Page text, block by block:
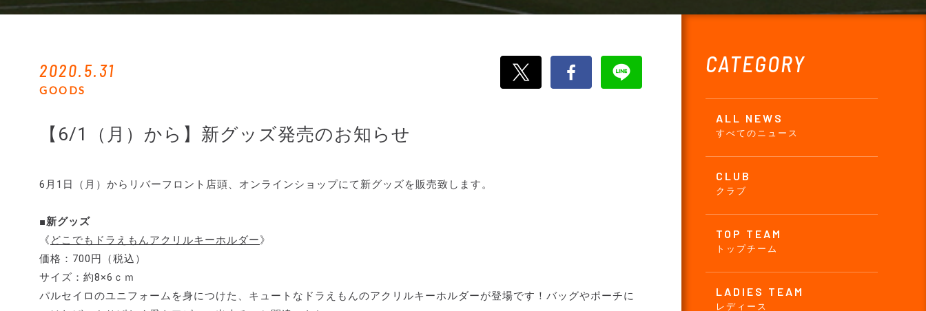
CATEGORY
ALL NEWS
すべてのニュース
CLUB
クラブ
TOP TEAM
トップチーム
LADIES TEAM
レディース
2020.5.31
GOODS
【6/1（月）から】新グッズ発売のお知らせ
6月1日（月）からリバーフロント店頭、オンラインショップにて新グッズを販売致します。
■新グッズ
《 どこでもドラえもんアクリルキーホルダー》
価格：700円（税込）
サイズ：約8×6ｃｍ
パルセイロのユニフォームを身につけた、キュートなドラえもんのアクリルキーホルダーが登場です！バッグやポーチに